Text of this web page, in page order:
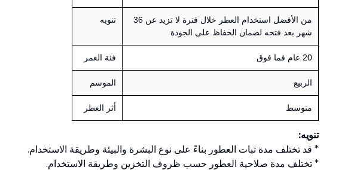
من الأفضل استخدام العطر خلال فترة لا تزيد عن 36
شهر بعد فتحه لضمان الحفاظ على الجودة
تنويه
20 عام فما فوق فئة العمر
الربيع الموسم
متوسط أثر العطر
تنويه:
* قد تختلف مدة ثبات العطور بناءً على نوع البشرة والبيئة وطريقة الاستخدام.
* تختلف مدة صلاحية العطور حسب ظروف التخزين وطريقة الاستخدام.